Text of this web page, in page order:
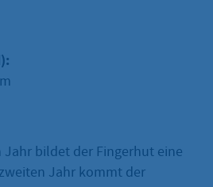
bildet der Fingerhut eine
Jahr kommt der